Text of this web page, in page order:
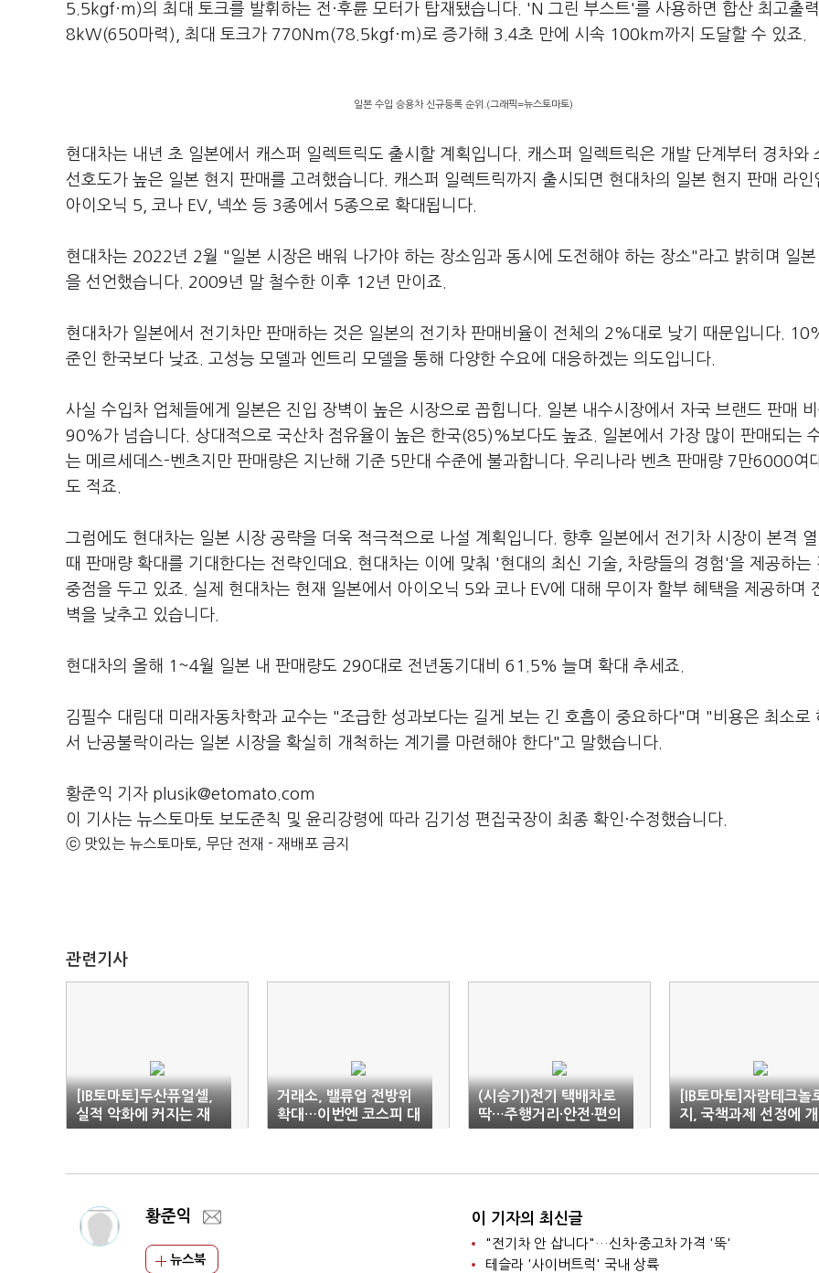
5.5kgf·m)의 최대 토크를 발휘하는 전·후륜 모터가 탑재됐습니다. 'N 그린 부스트'를 사용하면 합산 최고출
8kW(650마력), 최대 토크가 770Nm(78.5kgf·m)로 증가해 3.4초 만에 시속 100km까지 도달할 수 있죠.
일본 수입 승용차 신규등록 순위.(그래픽=뉴스토마토)
현대차는 내년 초 일본에서 캐스퍼 일렉트릭도 출시할 계획입니다. 캐스퍼 일렉트릭은 개발 단계부터 경차와
선호도가 높은 일본 현지 판매를 고려했습니다. 캐스퍼 일렉트릭까지 출시되면 현대차의 일본 현지 판매 라인
아이오닉 5, 코나 EV, 넥쏘 등 3종에서 5종으로 확대됩니다.
현대차는 2022년 2월 "일본 시장은 배워 나가야 하는 장소임과 동시에 도전해야 하는 장소"라고 밝히며 일
을 선언했습니다. 2009년 말 철수한 이후 12년 만이죠.
현대차가 일본에서 전기차만 판매하는 것은 일본의 전기차 판매비율이 전체의 2%대로 낮기 때문입니다.
준인 한국보다 낮죠. 고성능 모델과 엔트리 모델을 통해 다양한 수요에 대응하겠는 의도입니다.
사실 수입차 업체들에게 일본은 진입 장벽이 높은 시장으로 꼽힙니다. 일본 내수시장에서 자국 브랜드 판매
90%가 넘습니다. 상대적으로 국산차 점유율이 높은 한국(85)%보다도 높죠. 일본에서 가장 많이 판매되는
는 메르세데스-벤츠지만 판매량은 지난해 기준 5만대 수준에 불과합니다. 우리나라 벤츠 판매량 7만6000여
도 적죠.
그럼에도 현대차는 일본 시장 공략을 더욱 적극적으로 나설 계획입니다. 향후 일본에서 전기차 시장이 본격
때 판매량 확대를 기대한다는 전략인데요. 현대차는 이에 맞춰 '현대의 최신 기술, 차량들의 경험'을 제공하는
중점을 두고 있죠. 실제 현대차는 현재 일본에서 아이오닉 5와 코나 EV에 대해 무이자 할부 혜택을 제공하며
벽을 낮추고 있습니다.
현대차의 올해 1~4월 일본 내 판매량도 290대로 전년동기대비 61.5% 늘며 확대 추세죠.
김필수 대림대 미래자동차학과 교수는 "조급한 성과보다는 길게 보는 긴 호흡이 중요하다"며 "비용은 최소로
서 난공불락이라는 일본 시장을 확실히 개척하는 계기를 마련해야 한다"고 말했습니다.
황준익 기자 plusik@etomato.com
이 기사는 뉴스토마토 보도준칙 및 윤리강령에 따라 김기성 편집국장이 최종 확인·수정했습니다.
ⓒ 맛있는 뉴스토마토, 무단 전재 - 재배포 금지
관련기사
[IB토마토]두산퓨얼셀,
실적 악화에 커지는 재
무 불안…돌파구는 '현
거래소, 밸류업 전방위
확대…이번엔 코스피 대
형사
(시승기)전기 택배차로
딱…주행거리·안전·편의
다잡은 현대차 'ST1'
[IB토마토]자람테크놀
지, 국책과제 선정에 개
발비 '든든'…흑자 기조
황준익
뉴스북
이 기자의 최신글
"전기차 안 삽니다"…신차·중고차 가격 '뚝'
테슬라 '사이버트럭' 국내 상륙